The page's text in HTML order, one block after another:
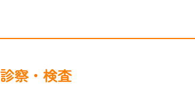
診察・検査